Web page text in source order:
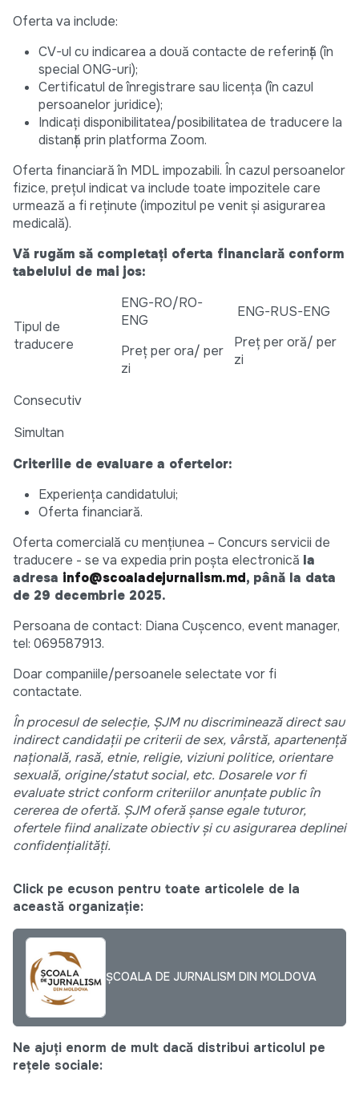
Oferta va include:
CV-ul cu indicarea a două contacte de referință (în
special ONG-uri);
Certificatul de înregistrare sau licența (în cazul
persoanelor juridice);
Indicați disponibilitatea/posibilitatea de traducere la
distanță prin platforma Zoom.
Oferta financiară în MDL impozabili. În cazul persoanelor
fizice, prețul indicat va include toate impozitele care
urmează a fi reținute (impozitul pe venit și asigurarea
medicală).
Vă rugăm să completați oferta financiară conform
tabelului de mai jos:
Tipul de
traducere
ENG-RO/RO-
ENG
Preț per ora/ per
zi
ENG-RUS-ENG
Preț per oră/ per
zi
Consecutiv
Simultan
Criteriile de evaluare a ofertelor:
Experiența candidatului;
Oferta financiară.
Oferta comercială cu mențiunea – Concurs servicii de
traducere - se va expedia prin poșta electronică la
adresa info@scoaladejurnalism.md, până la data
de 29 decembrie 2025.
Persoana de contact: Diana Cușcenco, event manager,
tel: 069587913.
Doar companiile/persoanele selectate vor fi
contactate.
În procesul de selecție, ȘJMnu discriminează direct sau
indirect candidații pe criterii de sex, vârstă, apartenență
națională, rasă, etnie, religie, viziuni politice, orientare
sexuală, origine/statut social, etc. Dosarele vor fi
evaluate strict conform criteriilor anunțate public în
cererea de ofertă. ȘJMoferă șanse egale tuturor,
ofertele fiind analizate obiectiv și cu asigurarea deplinei
confidențialități.
Click pe ecuson pentru toate articolele de la
această organizație:
ȘCOALA DE JURNALISM DIN MOLDOVA
Ne ajuți enorm de mult dacă distribui articolul pe
rețele sociale: